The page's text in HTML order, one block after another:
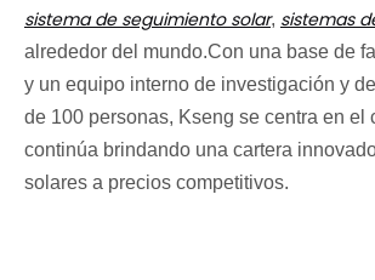
sistema de seguimiento solar, sistemas
alrededor del mundo.Con una base de
y un equipo interno de investigación y
de 100 personas, Kseng se centra en el
continúa brindando una cartera
solares a precios competitivos.